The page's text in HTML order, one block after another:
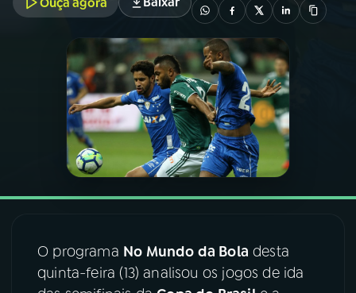
PROGRAMAÇÃO
PROGRAMAS
PODCASTS
VIDEOCASTS
08 FESTIVAL DE MÚSICA
O programa No Mundo da Bola desta
quinta-feira (13) analisou os jogos de ida